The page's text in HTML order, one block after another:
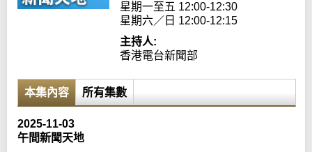
星期一至五 12:00-12:30
星期六／日 12:00-12:15
主持人:
香港電台新聞部
本集內容 所有集數
2025-11-03
午間新聞天地